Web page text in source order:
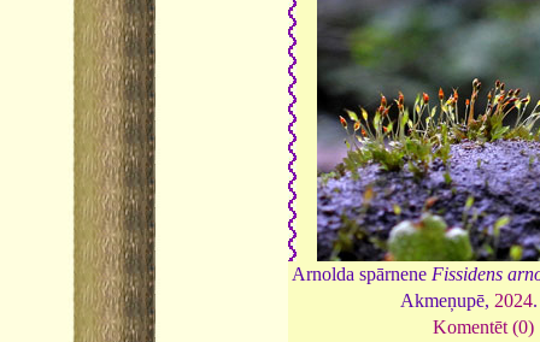
Arnolda spārnene Fissidens
Akmeņupē, 2024
Komentēt (0)